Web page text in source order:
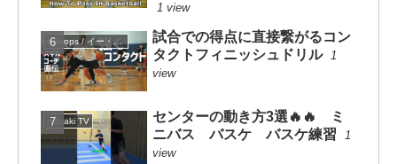
1 view
eHoops / イー・フープス
試合での得点に直接繋がるコン
タクトフィニッシュドリル 1
view
mituaki TV
センターの動き方3選🔥🔥 ミ
ニバス バスケ バスケ練習
1
view